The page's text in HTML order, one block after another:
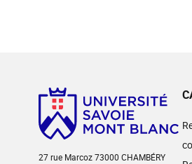
27 rue Marcoz 73000 CHAMBÉRY